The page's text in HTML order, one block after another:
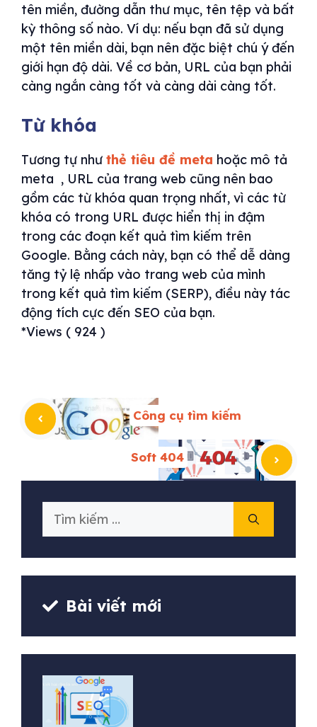
tên miền, đường dẫn thư mục, tên tệp và bất
kỳ thông số nào. Ví dụ: nếu bạn đã sử dụng
một tên miền dài, bạn nên đặc biệt chú ý đến
giới hạn độ dài. Về cơ bản, URL của bạn phải
càng ngắn càng tốt và càng dài càng tốt.
Từ khóa
Tương tự như thẻ tiêu đề meta hoặc mô tả
meta , URL của trang web cũng nên bao
gồm các từ khóa quan trọng nhất, vì các từ
khóa có trong URL được hiển thị in đậm
trong các đoạn kết quả tìm kiếm trên
Google. Bằng cách này, bạn có thể dễ dàng
tăng tỷ lệ nhấp vào trang web của mình
trong kết quả tìm kiếm (SERP), điều này tác
động tích cực đến SEO của bạn.
*Views ( 924 )
Công cụ tìm kiếm
Soft 404
Tìm
Bài viết mới